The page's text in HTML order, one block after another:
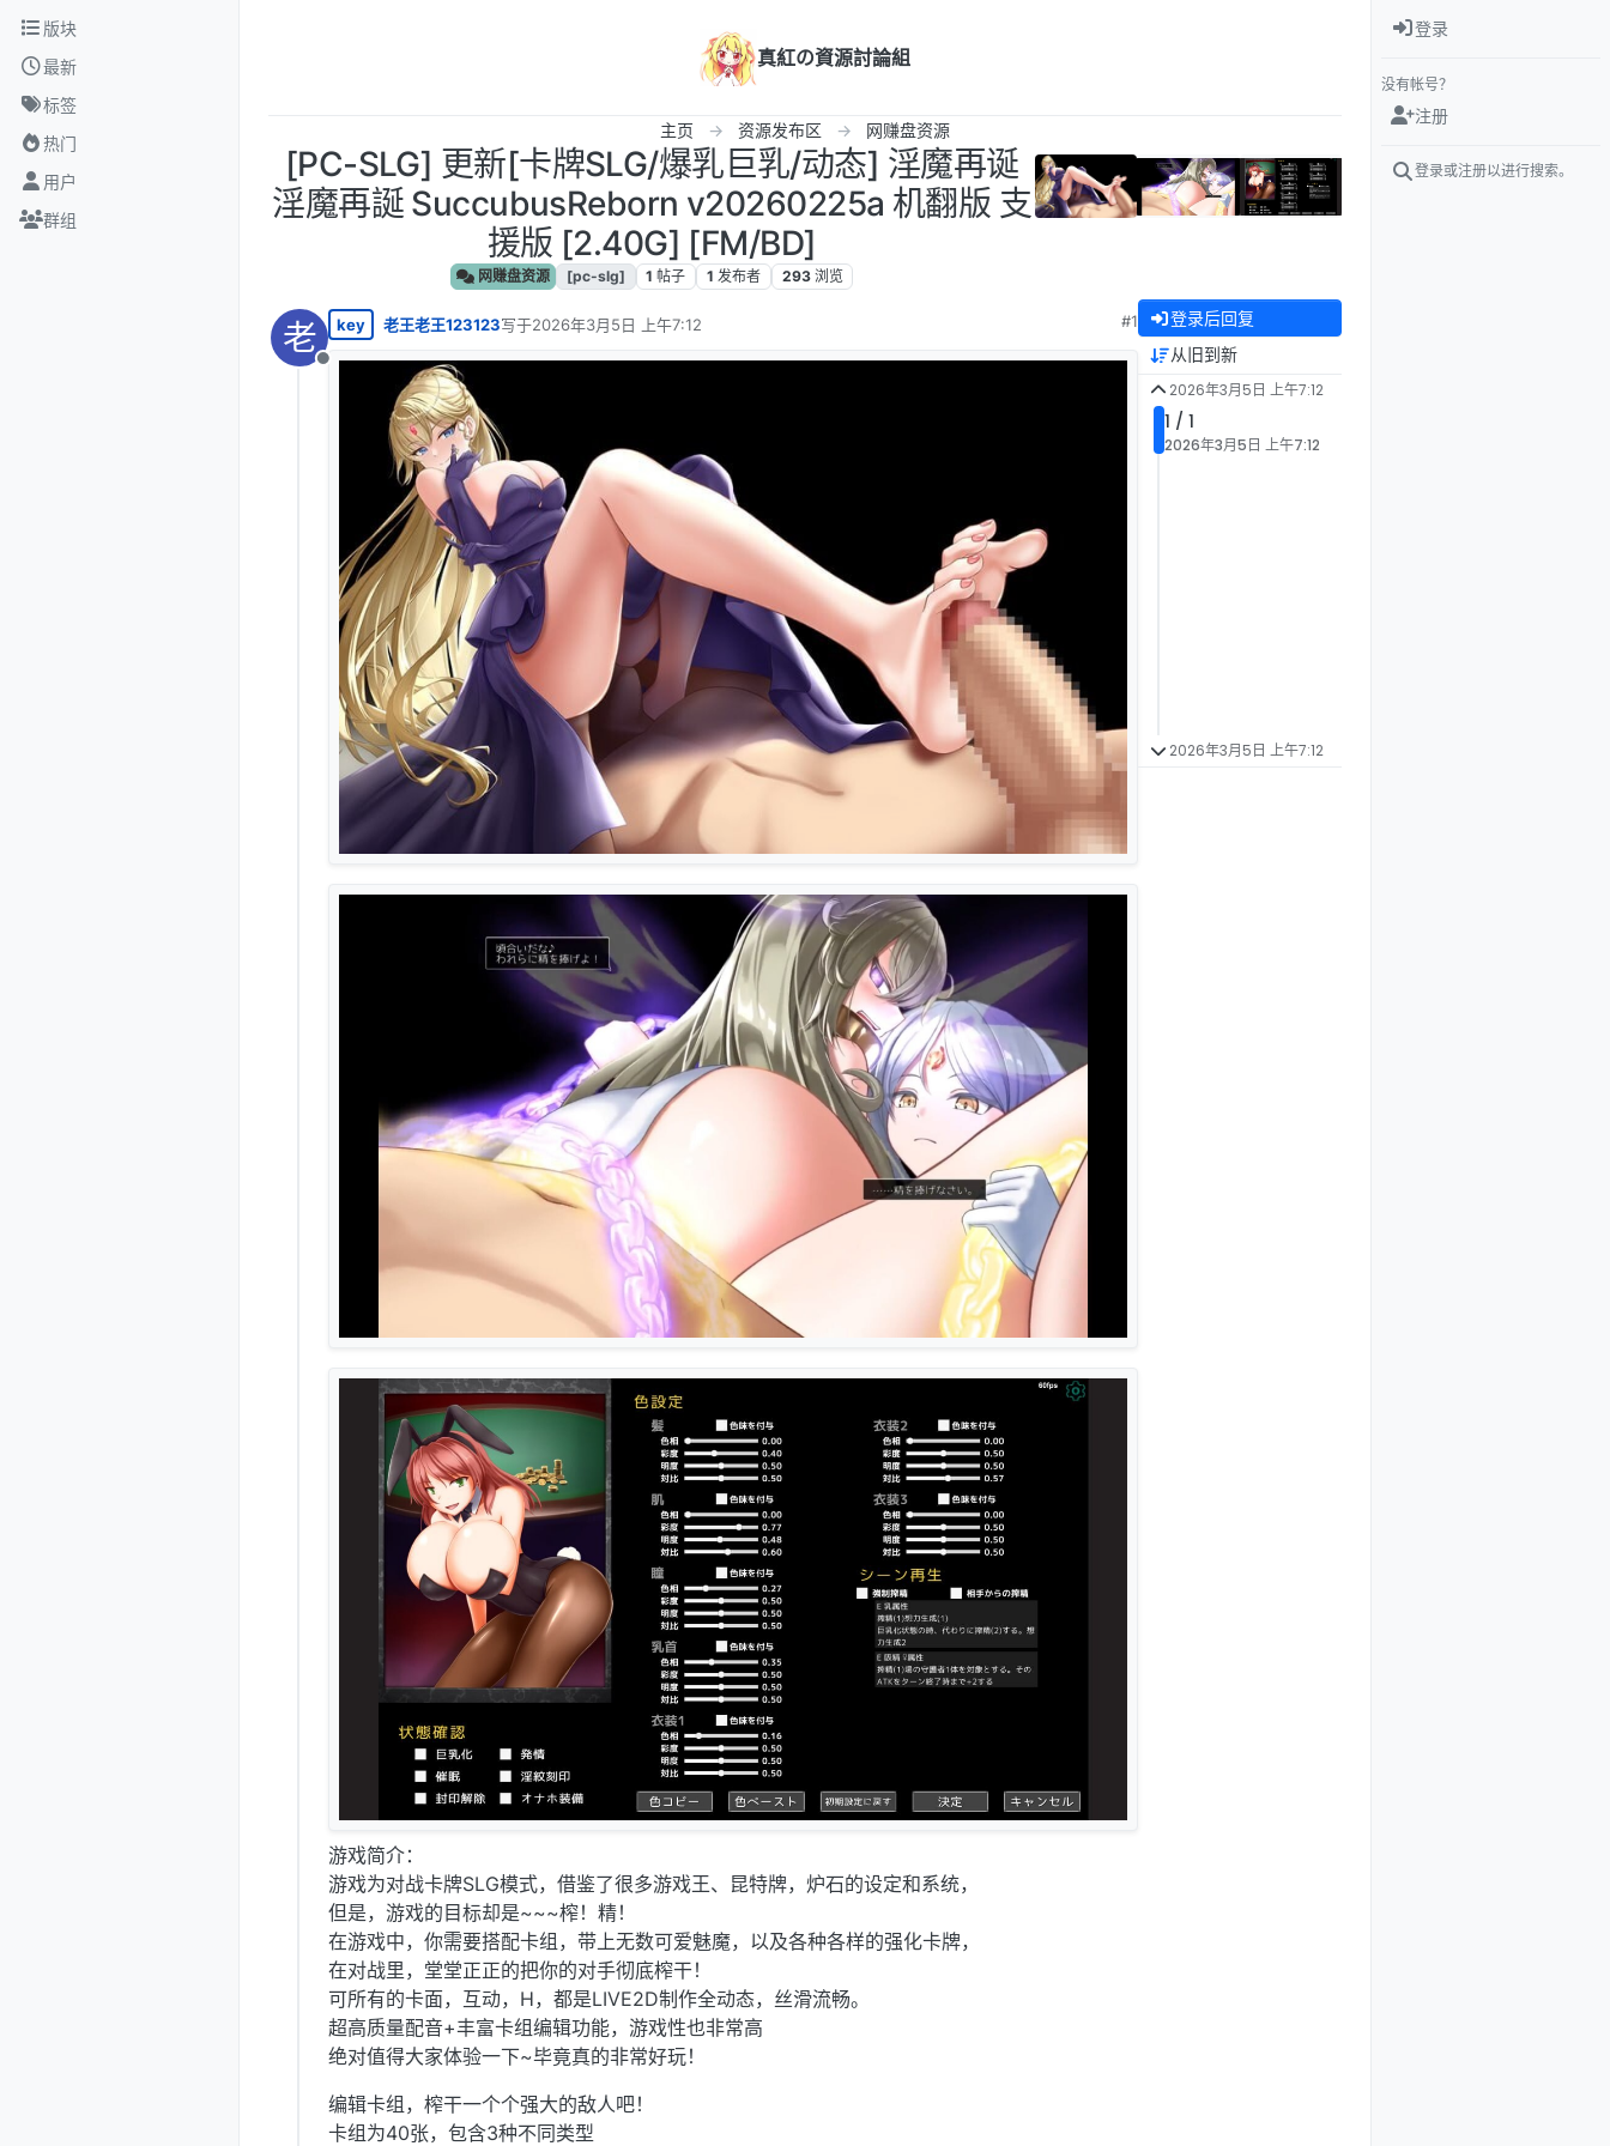
跳转至内容
版块
最新
标签
热门
用户
群组
真紅の資源討論組
主页 资源发布区 网赚盘资源
[PC-SLG] 更新[卡牌SLG/爆乳巨乳/动态] 淫魔再诞
淫魔再誕 SuccubusReborn v20260225a 机翻版 支
援版 [2.40G] [FM/BD]
网赚盘资源 [pc-slg] 1 帖子 1 发布者 293 浏览
老
离线
key 老王老王123123写于2026年3月5日 上午7:12
最后由 编辑
#1
游戏简介：
游戏为对战卡牌SLG模式，借鉴了很多游戏王、昆特牌，炉石的设定和系统，
但是，游戏的目标却是~~~榨！精！
在游戏中，你需要搭配卡组，带上无数可爱魅魔，以及各种各样的强化卡牌，
在对战里，堂堂正正的把你的对手彻底榨干！
可所有的卡面，互动，H，都是LIVE2D制作全动态，丝滑流畅。
超高质量配音+丰富卡组编辑功能，游戏性也非常高
绝对值得大家体验一下~毕竟真的非常好玩！
编辑卡组，榨干一个个强大的敌人吧！
卡组为40张，包含3种不同类型
登录后回复
从旧到新
2026年3月5日 上午7:12
1 / 1
2026年3月5日 上午7:12
2026年3月5日 上午7:12
登录
没有帐号？
注册
登录或注册以进行搜索。